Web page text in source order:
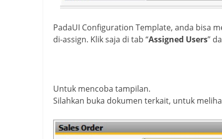
PadaUI Configuration Template, anda bisa
di-assign. Klik saja di tab “Assigned Users”
Untuk mencoba tampilan.
Silahkan buka dokumen terkait, untuk